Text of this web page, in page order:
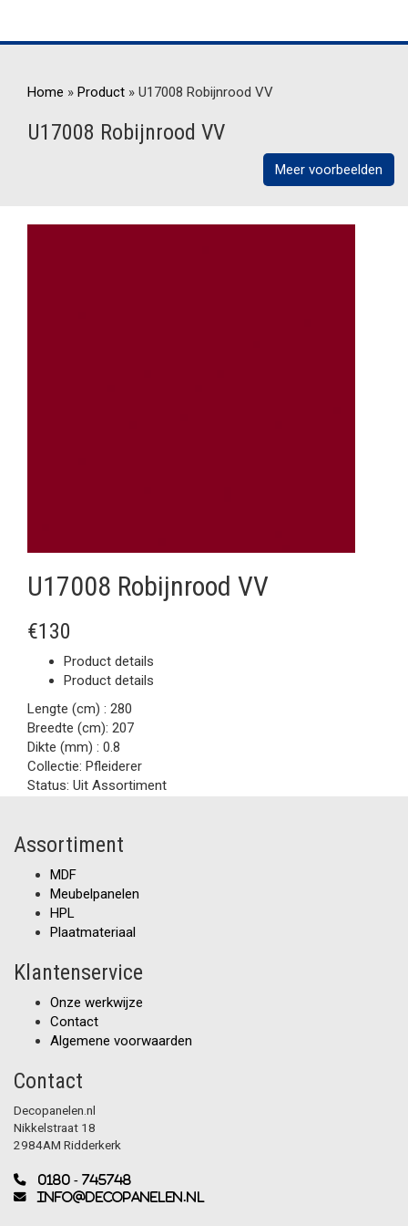
Home » Product » U17008 Robijnrood VV
U17008 Robijnrood VV
Meer voorbeelden
U17008 Robijnrood VV
€130
Product details
Product details
Lengte (cm) : 280
Breedte (cm): 207
Dikte (mm) : 0.8
Collectie: Pfleiderer
Status: Uit Assortiment
Assortiment
MDF
Meubelpanelen
HPL
Plaatmateriaal
Klantenservice
Onze werkwijze
Contact
Algemene voorwaarden
Contact
Decopanelen.nl
Nikkelstraat 18
2984AM Ridderkerk
0180 - 745748
info@decopanelen.nl